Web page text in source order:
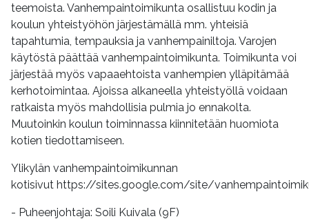
teemoista. Vanhempaintoimikunta osallistuu kodin ja
koulun yhteistyöhön järjestämällä mm. yhteisiä
tapahtumia, tempauksia ja vanhempainiltoja. Varojen
käytöstä päättää vanhempaintoimikunta. Toimikunta voi
järjestää myös vapaaehtoista vanhempien ylläpitämää
kerhotoimintaa. Ajoissa alkaneella yhteistyöllä voidaan
ratkaista myös mahdollisia pulmia jo ennakolta.
Muutoinkin koulun toiminnassa kiinnitetään huomiota
kotien tiedottamiseen.
Ylikylän vanhempaintoimikunnan
kotisivut https://sites.google.com/site/
- Puheenjohtaja: Soili Kuivala (9F)